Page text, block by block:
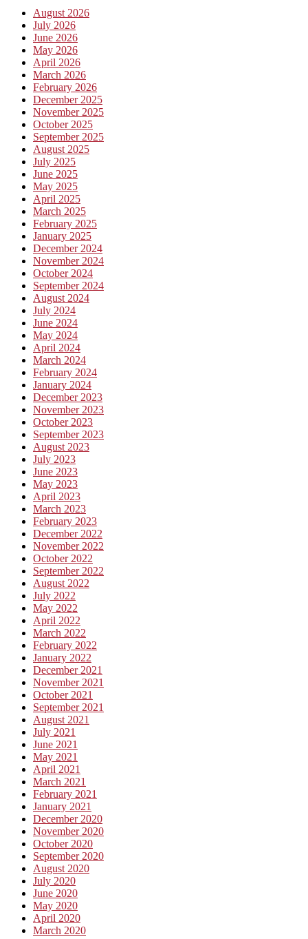
August 2026
July 2026
June 2026
May 2026
April 2026
March 2026
February 2026
December 2025
November 2025
October 2025
September 2025
August 2025
July 2025
June 2025
May 2025
April 2025
March 2025
February 2025
January 2025
December 2024
November 2024
October 2024
September 2024
August 2024
July 2024
June 2024
May 2024
April 2024
March 2024
February 2024
January 2024
December 2023
November 2023
October 2023
September 2023
August 2023
July 2023
June 2023
May 2023
April 2023
March 2023
February 2023
December 2022
November 2022
October 2022
September 2022
August 2022
July 2022
May 2022
April 2022
March 2022
February 2022
January 2022
December 2021
November 2021
October 2021
September 2021
August 2021
July 2021
June 2021
May 2021
April 2021
March 2021
February 2021
January 2021
December 2020
November 2020
October 2020
September 2020
August 2020
July 2020
June 2020
May 2020
April 2020
March 2020